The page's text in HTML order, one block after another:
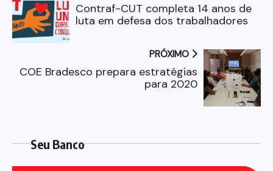
Contraf-CUT completa 14 anos de
luta em defesa dos trabalhadores
PRÓXIMO
COE Bradesco prepara estratégias
para 2020
Seu Banco